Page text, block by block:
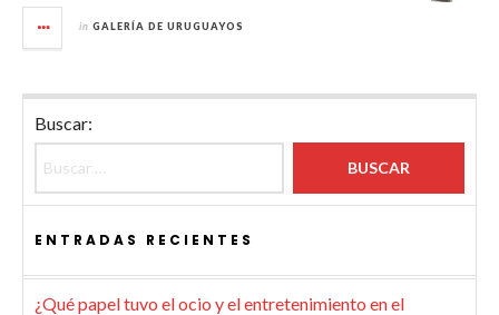
in GALERÍA DE URUGUAYOS
Buscar:
ENTRADAS RECIENTES
¿Qué papel tuvo el ocio y el entretenimiento en el